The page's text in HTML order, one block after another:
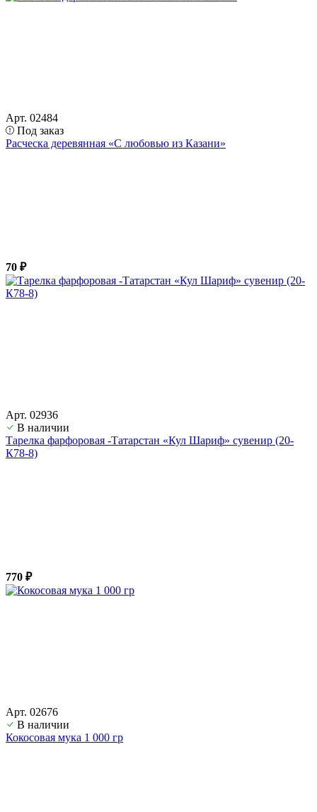
Арт. 02484
Под заказ
Расческа деревянная «С любовью из Казани»
70 ₽
Арт. 02936
В наличии
Тарелка фарфоровая -Татарстан «Кул Шариф» сувенир (20-
К78-8)
770 ₽
Арт. 02676
В наличии
Кокосовая мука 1 000 гр